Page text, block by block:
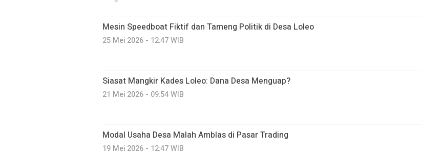
Mesin Speedboat Fiktif dan Tameng Politik di Desa Loleo
25 Mei 2026 - 12:47 WIB
Siasat Mangkir Kades Loleo: Dana Desa Menguap?
21 Mei 2026 - 09:54 WIB
Modal Usaha Desa Malah Amblas di Pasar Trading
19 Mei 2026 - 12:47 WIB